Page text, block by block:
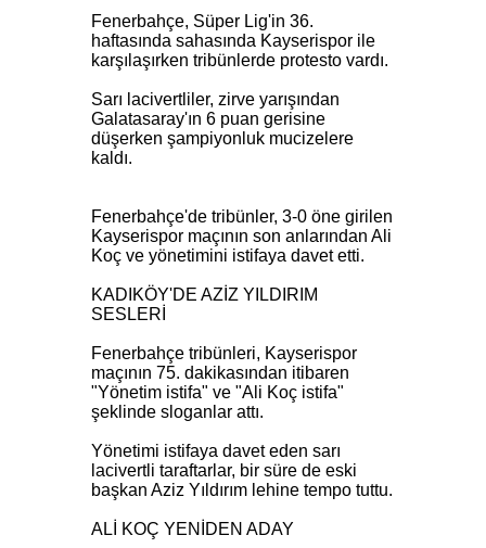
Fenerbahçe, Süper Lig'in 36.
haftasında sahasında Kayserispor ile
karşılaşırken tribünlerde protesto vardı.
Sarı lacivertliler, zirve yarışından
Galatasaray'ın 6 puan gerisine
düşerken şampiyonluk mucizelere
kaldı.
Fenerbahçe'de tribünler, 3-0 öne girilen
Kayserispor maçının son anlarından Ali
Koç ve yönetimini istifaya davet etti.
KADIKÖY'DE AZİZ YILDIRIM
SESLERİ
Fenerbahçe tribünleri, Kayserispor
maçının 75. dakikasından itibaren
"Yönetim istifa" ve "Ali Koç istifa"
şeklinde sloganlar attı.
Yönetimi istifaya davet eden sarı
lacivertli taraftarlar, bir süre de eski
başkan Aziz Yıldırım lehine tempo tuttu.
ALİ KOÇ YENİDEN ADAY